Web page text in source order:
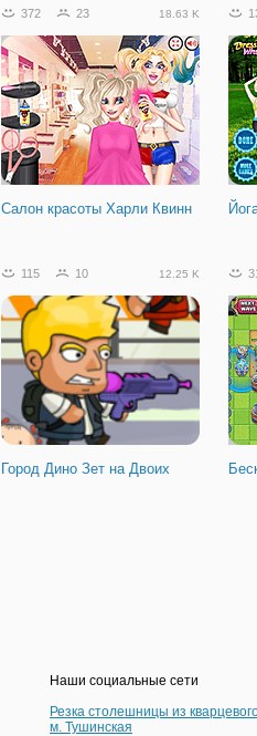
372 23 18.63 K
Салон красоты Харли Квинн
115 10 12.25 K
Город Дино Зет на Двоих
Наши социальные сети
Резка столешницы из
м. Тушинская